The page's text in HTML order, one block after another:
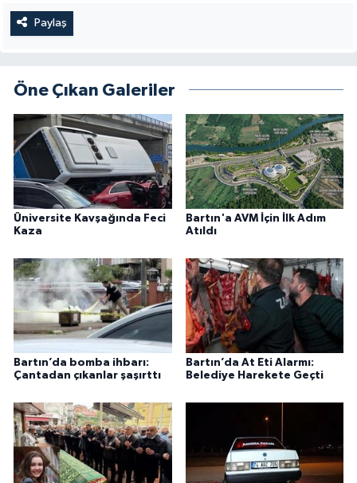
Paylaş
Öne Çıkan Galeriler
Üniversite Kavşağında Feci
Kaza
Bartın'a AVM İçin İlk Adım
Atıldı
Bartın’da bomba ihbarı:
Çantadan çıkanlar şaşırttı
Bartın’da At Eti Alarmı:
Belediye Harekete Geçti